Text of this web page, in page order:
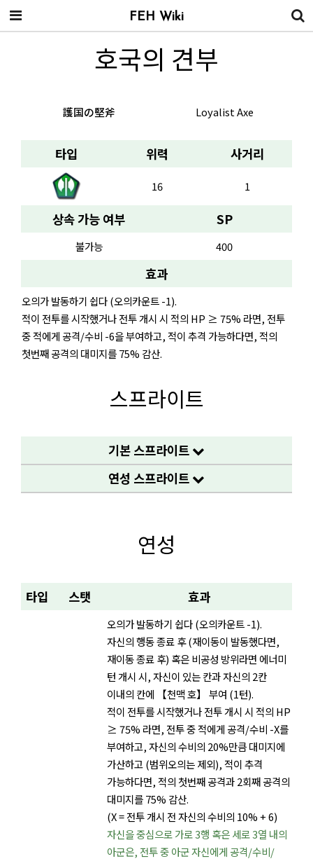
호국의 견부
護国の堅斧 Loyalist Axe
타입 위력 사거리
16 1
상속 가능 여부 SP
불가능 400
효과
오의가 발동하기 쉽다 (오의카운트 -1).
적이 전투를 시작했거나 전투 개시 시 적의 HP ≥ 75% 라면, 전투
중 적에게 공격/수비 -6을 부여하고, 적이 추격 가능하다면, 적의
첫번째 공격의 대미지를 75% 감산.
스프라이트
기본 스프라이트
연성 스프라이트
연성
타입 스탯 효과
오의가 발동하기 쉽다 (오의카운트 -1).
자신의 행동 종료 후 (재이동이 발동했다면,
재이동 종료 후) 혹은 비공성 방위라면 에너미
턴 개시 시, 자신이 있는 칸과 자신의 2칸
이내의 칸에 【천맥 호】 부여 (1턴).
적이 전투를 시작했거나 전투 개시 시 적의 HP
≥ 75% 라면, 전투 중 적에게 공격/수비 -X를
부여하고, 자신의 수비의 20%만큼 대미지에
가산하고 (범위오의는 제외), 적이 추격
가능하다면, 적의 첫번째 공격과 2회째 공격의
대미지를 75% 감산.
(X = 전투 개시 전 자신의 수비의 10% + 6)
자신을 중심으로 가로 3행 혹은 세로 3열 내의
아군은, 전투 중 아군 자신에게 공격/수비/
FEH Wiki